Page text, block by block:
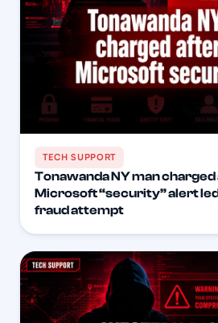
TECH SUPPORT
Tonawanda NY man
Microsoft “security” alert
fraud attempt